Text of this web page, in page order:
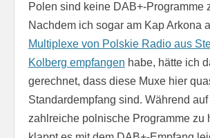
Polen sind keine DAB+-Programme
Nachdem ich sogar am Kap Arkona
Multiplexe von Polskie Radio aus
Kolberg empfangen habe, hätte ich
gerechnet, dass diese Muxe hier
Standardempfang sind. Während
zahlreiche polnische Programme zu